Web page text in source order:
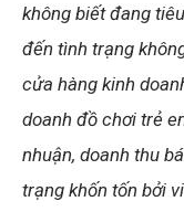
không biết đang
đến tình trạng
cửa hàng kinh
doanh đồ chơi trẻ
nhuận, doanh thu
trạng khốn tốn bởi